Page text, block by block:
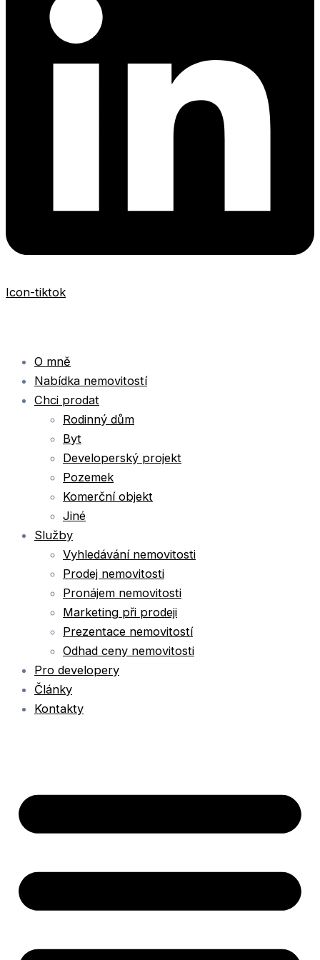
Icon-tiktok
O mně
Nabídka nemovitostí
Chci prodat
Rodinný dům
Byt
Developerský projekt
Pozemek
Komerční objekt
Jiné
Služby
Vyhledávání nemovitosti
Prodej nemovitosti
Pronájem nemovitosti
Marketing při prodeji
Prezentace nemovitostí
Odhad ceny nemovitosti
Pro developery
Články
Kontakty